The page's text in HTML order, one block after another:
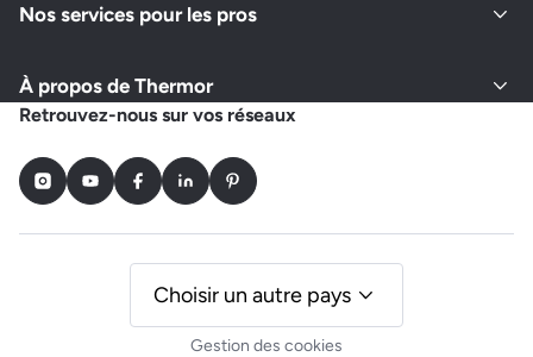
Nos services pour les pros
À propos de Thermor
Retrouvez-nous sur vos réseaux
InstagramYoutubeFacebookLinkedInPinterest
Gestion des cookies
Choisir un autre pays